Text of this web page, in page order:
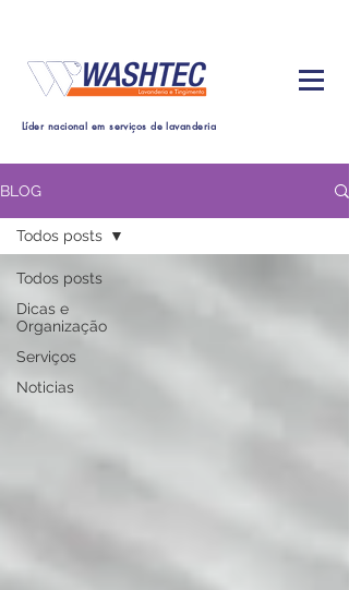
Líder nacional em serviços de lavanderia
BLOG
Todos posts
Dicas e
Organização
Serviços
Noticias
Todos posts